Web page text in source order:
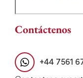
Contáctenos
+44 7561